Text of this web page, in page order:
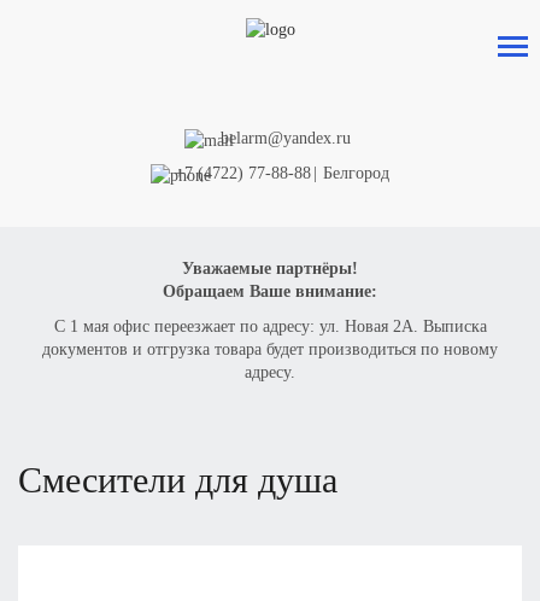
belarm@yandex.ru
+7 (4722) 77-88-88
Белгород
Уважаемые партнёры!
Обращаем Ваше внимание:
С 1 мая офис переезжает по адресу: ул. Новая 2А. Выписка
документов и отгрузка товара будет производиться по новому
адресу.
Смесители для душа